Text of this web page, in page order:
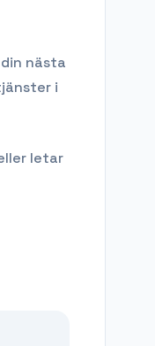
nästa
i
letar